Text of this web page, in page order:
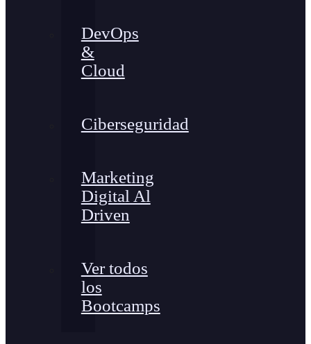
DevOps
&
Cloud
Ciberseguridad
Marketing
Digital Al
Driven
Ver todos
los
Bootcamps